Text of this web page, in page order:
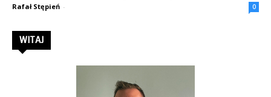
Stępień
Rafał Stępień - 0
WITAJ